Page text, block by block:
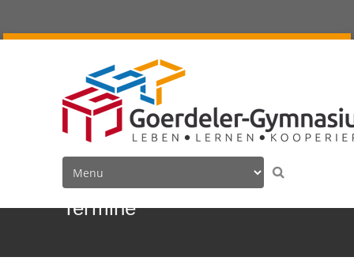
Termine